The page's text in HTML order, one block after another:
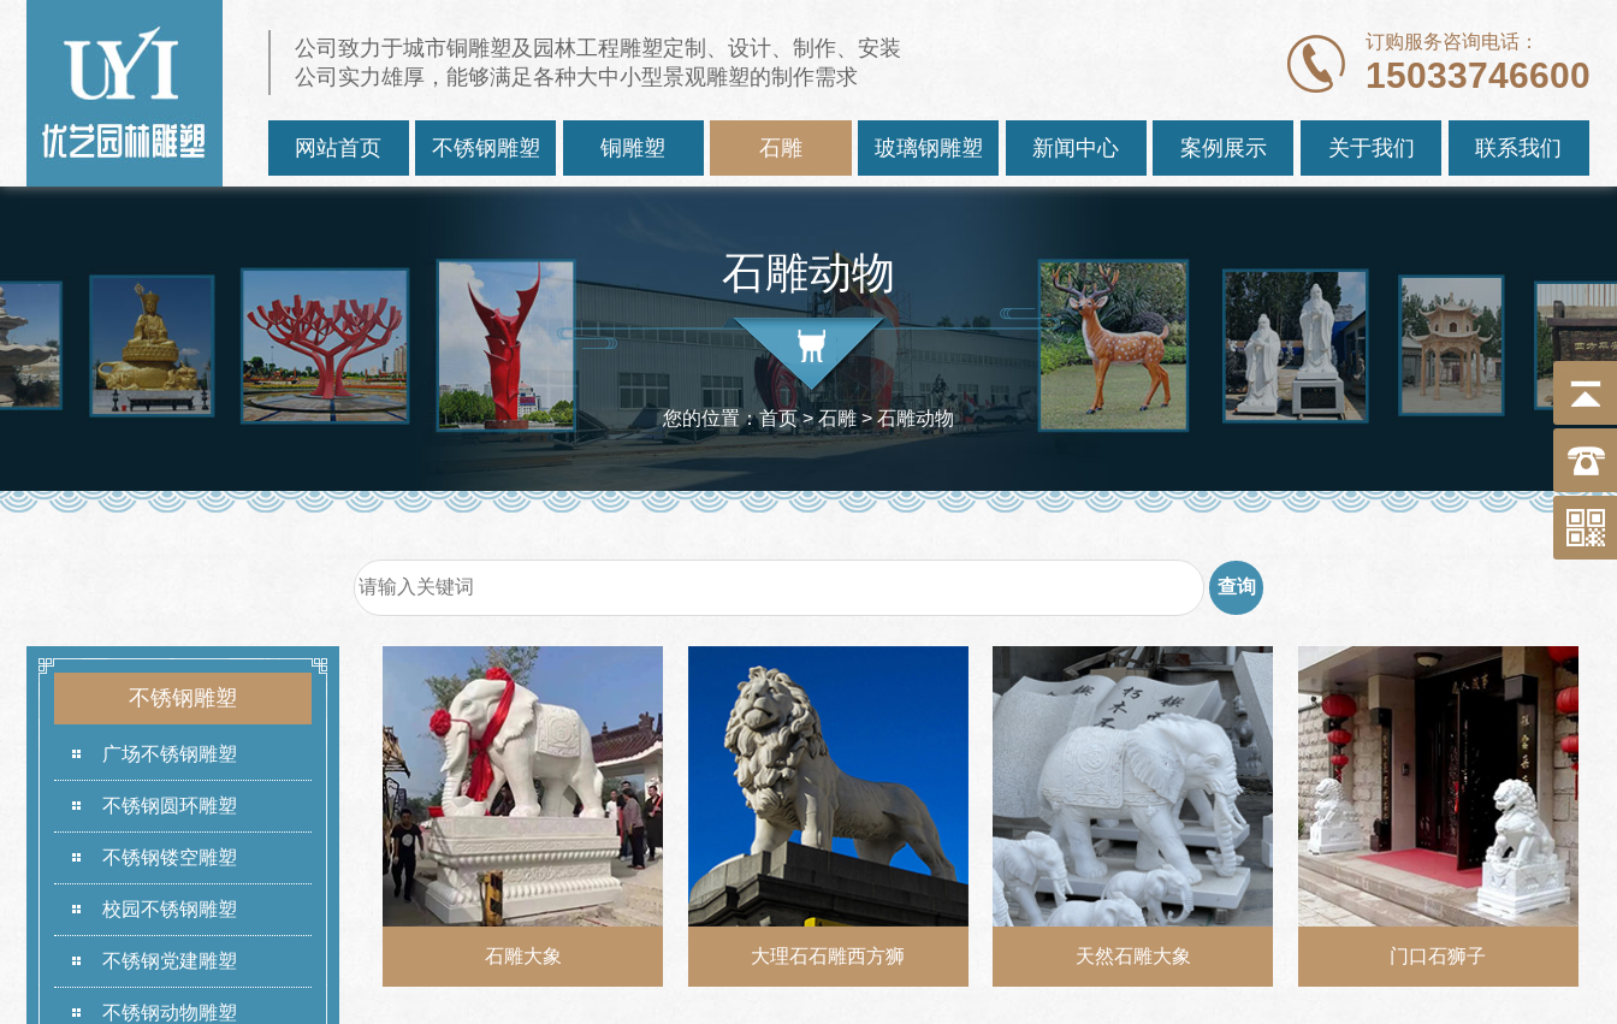
公司致力于城市铜雕塑及园林工程雕塑定制、设计、制作、安装
公司实力雄厚，能够满足各种大中小型景观雕塑的制作需求
订购服务咨询电话：
15033746600
网站首页 不锈钢雕塑 铜雕塑 石雕 玻璃钢雕塑 新闻中心 案例展示 关于我们 联系我们
石雕动物
您的位置：首页>石雕 > 石雕动物
不锈钢雕塑
广场不锈钢雕塑
不锈钢圆环雕塑
不锈钢镂空雕塑
校园不锈钢雕塑
不锈钢党建雕塑
不锈钢动物雕塑
石雕大象 大理石石雕西方狮 天然石雕大象 门口石狮子